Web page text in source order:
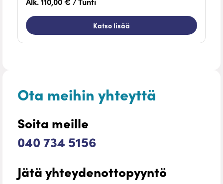
Katso lisää
Ota meihin yhteyttä
Soita meille
040 734 5156
Jätä yhteydenottopyyntö